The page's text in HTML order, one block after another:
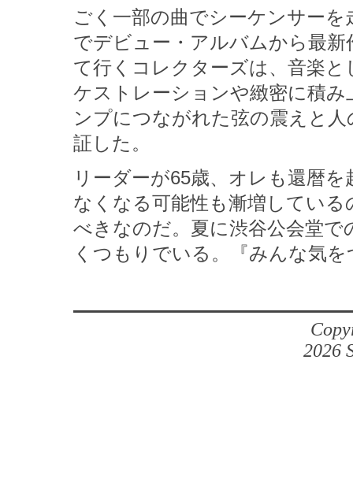
ごく一部の曲でシーケンサー
でデビュー・アルバムから最
て行くコレクターズは、音楽
ケストレーションや緻密に積
ンプにつながれた弦の震えと
証した。
リーダーが65歳、オレも還暦
なくなる可能性も漸増してい
べきなのだ。夏に渋谷公会堂
くつもりでいる。『みんな気
2026